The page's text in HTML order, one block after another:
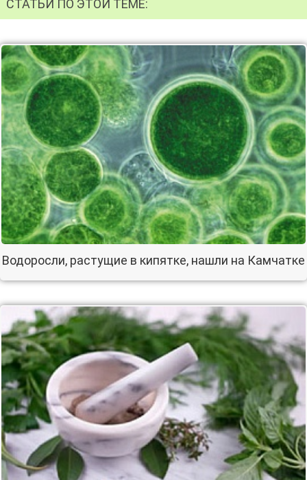
СТАТЬИ ПО ЭТОЙ ТЕМЕ:
Водоросли, растущие в кипятке, нашли на Камчатке